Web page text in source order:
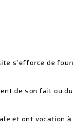
s’efforce de
de son fait ou
et ont vocation à